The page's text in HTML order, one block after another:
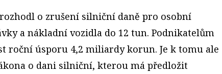
o zrušení silniční daně pro osobní
a nákladní vozidla do 12 tun. Podnikatelům
roční úsporu 4,2 miliardy korun. Je k tomu ale
o dani silniční, kterou má předložit